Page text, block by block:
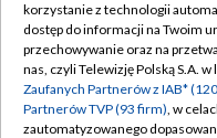
Abonament TVP
Emisja w TVP
Centrum informacji
korzystanie z technologii
dostęp do informacji na Twoim
przechowywanie oraz na
nas, czyli Telewizję Polską S.A.
Zaufanych Partnerów z IAB*
Partnerów TVP (93 firm), w
zautomatyzowanego